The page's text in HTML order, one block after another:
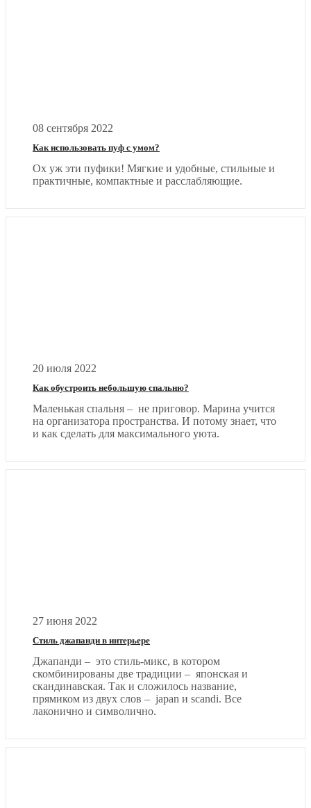
08 сентября 2022
Как использовать пуф с умом?
Ох уж эти пуфики! Мягкие и удобные, стильные и
практичные, компактные и расслабляющие.
20 июля 2022
Как обустроить небольшую спальню?
Маленькая спальня – не приговор. Марина учится
на организатора пространства. И потому знает, что
и как сделать для максимального уюта.
27 июня 2022
Стиль джапанди в интерьере
Джапанди – это стиль-микс, в котором
скомбинированы две традиции – японская и
скандинавская. Так и сложилось название,
прямиком из двух слов – japan и scandi. Все
лаконично и символично.